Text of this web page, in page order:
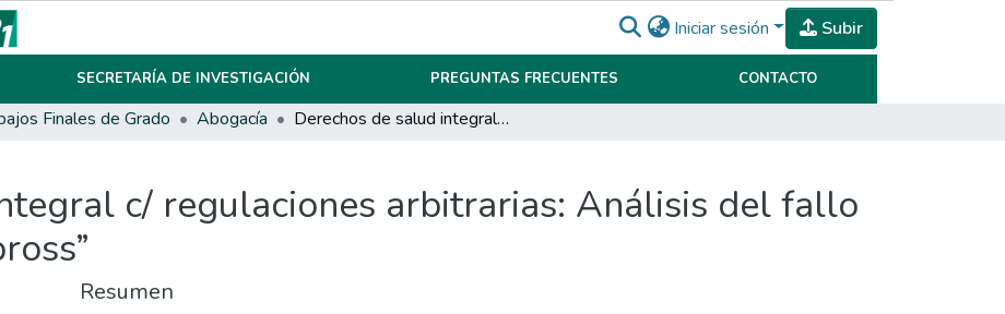
Iniciar sesión Subir
SECRETARÍA DE INVESTIGACIÓN PREGUNTAS FRECUENTES CONTACTO
Finales de Grado Abogacía Derechos de salud integral c/ regulaciones arbitrarias: Análisis del fallo “O.,A. F. Y otro C/Apross”
c/ regulaciones arbitrarias: Análisis del fallo
Resumen